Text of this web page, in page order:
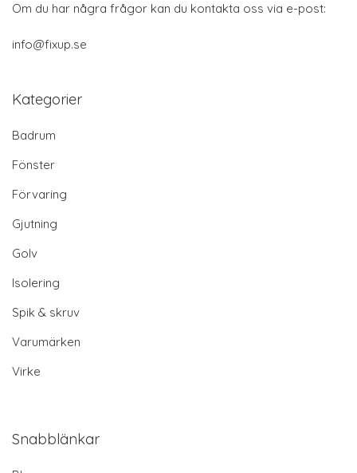
Om du har några frågor kan du kontakta oss via e-post:
info@fixup.se
Kategorier
Badrum
Fönster
Förvaring
Gjutning
Golv
Isolering
Spik & skruv
Varumärken
Virke
Snabblänkar